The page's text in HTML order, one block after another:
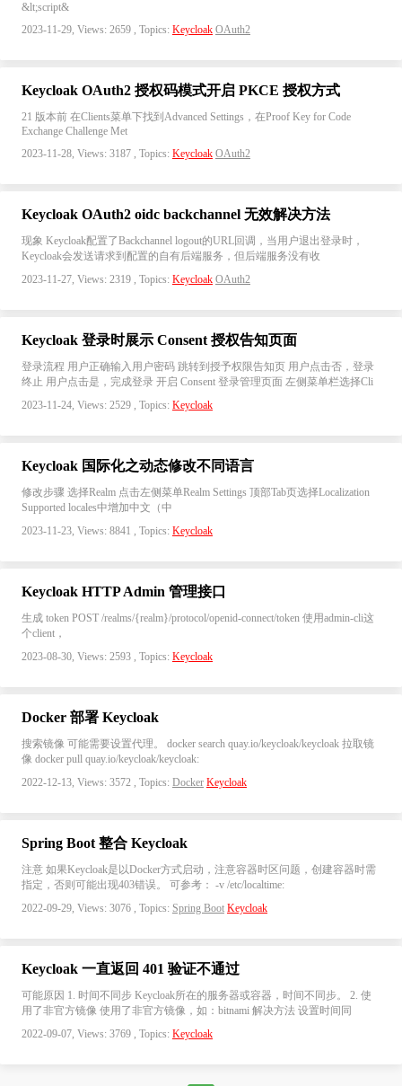
&lt;script&
2023-11-29, Views: 2659 , Topics: Keycloak OAuth2
Keycloak OAuth2 授权码模式开启 PKCE 授权方式
21 版本前 在Clients菜单下找到Advanced Settings，在Proof Key for Code
Exchange Challenge Met
2023-11-28, Views: 3187 , Topics: Keycloak OAuth2
Keycloak OAuth2 oidc backchannel 无效解决方法
现象 Keycloak配置了Backchannel logout的URL回调，当用户退出登录时，
Keycloak会发送请求到配置的自有后端服务，但后端服务没有收
2023-11-27, Views: 2319 , Topics: Keycloak OAuth2
Keycloak 登录时展示 Consent 授权告知页面
登录流程 用户正确输入用户密码 跳转到授予权限告知页 用户点击否，登录
终止 用户点击是，完成登录 开启 Consent 登录管理页面 左侧菜单栏选择Cli
2023-11-24, Views: 2529 , Topics: Keycloak
Keycloak 国际化之动态修改不同语言
修改步骤 选择Realm 点击左侧菜单Realm Settings 顶部Tab页选择Localization
Supported locales中增加中文（中
2023-11-23, Views: 8841 , Topics: Keycloak
Keycloak HTTP Admin 管理接口
生成 token POST /realms/{realm}/protocol/openid-connect/token 使用admin-cli这
个client，
2023-08-30, Views: 2593 , Topics: Keycloak
Docker 部署 Keycloak
搜索镜像 可能需要设置代理。 docker search quay.io/keycloak/keycloak 拉取镜
像 docker pull quay.io/keycloak/keycloak:
2022-12-13, Views: 3572 , Topics: Docker Keycloak
Spring Boot 整合 Keycloak
注意 如果Keycloak是以Docker方式启动，注意容器时区问题，创建容器时需
指定，否则可能出现403错误。 可参考： -v /etc/localtime:
2022-09-29, Views: 3076 , Topics: Spring Boot Keycloak
Keycloak 一直返回 401 验证不通过
可能原因 1. 时间不同步 Keycloak所在的服务器或容器，时间不同步。 2. 使
用了非官方镜像 使用了非官方镜像，如：bitnami 解决方法 设置时间同
2022-09-07, Views: 3769 , Topics: Keycloak